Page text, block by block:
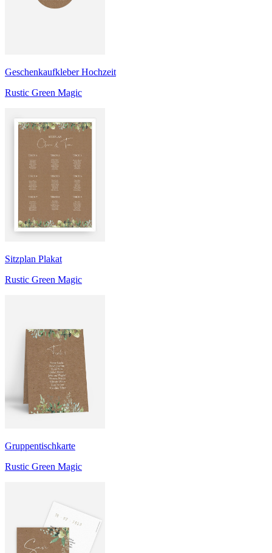
Geschenkaufkleber Hochzeit
Rustic Green Magic
Sitzplan Plakat
Rustic Green Magic
Gruppentischkarte
Rustic Green Magic